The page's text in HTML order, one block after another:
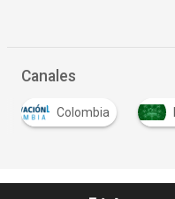
Canales
Colombia